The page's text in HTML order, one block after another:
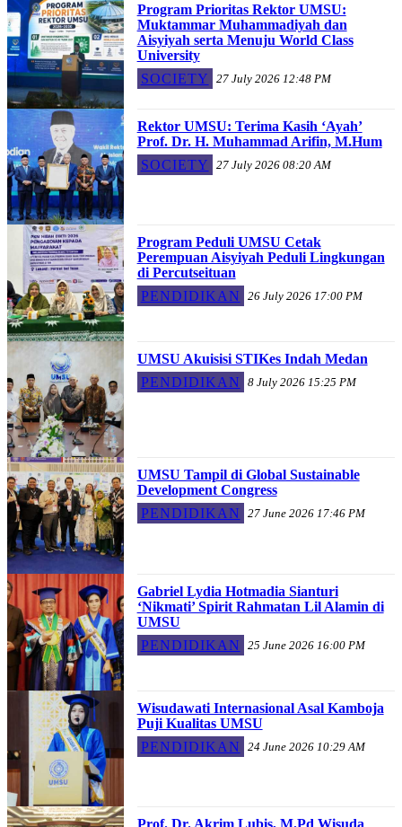
Program Prioritas Rektor UMSU:
Muktammar Muhammadiyah dan
Aisyiyah serta Menuju World Class
University
SOCIETY
27 July 2026 12:48 PM
Rektor UMSU: Terima Kasih ‘Ayah’
Prof. Dr. H. Muhammad Arifin, M.Hum
SOCIETY
27 July 2026 08:20 AM
Program Peduli UMSU Cetak
Perempuan Aisyiyah Peduli Lingkungan
di Percutseituan
PENDIDIKAN
26 July 2026 17:00 PM
UMSU Akuisisi STIKes Indah Medan
PENDIDIKAN
8 July 2026 15:25 PM
UMSU Tampil di Global Sustainable
Development Congress
PENDIDIKAN
27 June 2026 17:46 PM
Gabriel Lydia Hotmadia Sianturi
‘Nikmati’ Spirit Rahmatan Lil Alamin di
UMSU
PENDIDIKAN
25 June 2026 16:00 PM
Wisudawati Internasional Asal Kamboja
Puji Kualitas UMSU
PENDIDIKAN
24 June 2026 10:29 AM